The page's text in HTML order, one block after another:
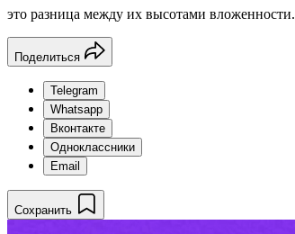
это разница между их высотами вложенности.
Поделиться
Telegram
Whatsapp
Вконтакте
Одноклассники
Email
Сохранить